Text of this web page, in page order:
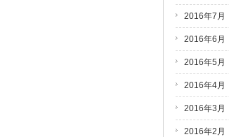
2016年7月
2016年6月
2016年5月
2016年4月
2016年3月
2016年2月